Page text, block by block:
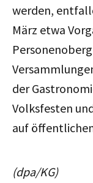
werden,
März etwa
der
Volksfesten
auf
(dpa/KG)